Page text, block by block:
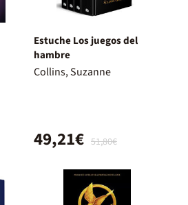
Estuche Los juegos del
hambre
Collins, Suzanne
51,80€
49,21€